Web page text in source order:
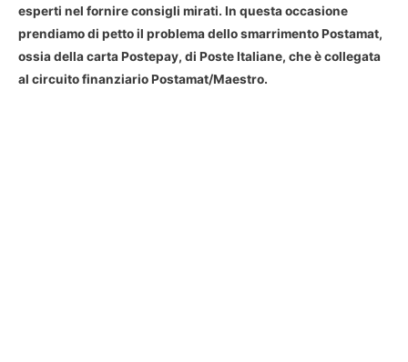
esperti nel fornire consigli mirati. In questa occasione
prendiamo di petto il problema dello smarrimento Postamat,
ossia della carta Postepay, di Poste Italiane, che è collegata
al circuito finanziarioPostamat/Maestro.